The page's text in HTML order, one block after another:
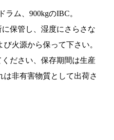
ラム、900kgのIBC。
保管し、湿度にさらさな
火源から保って下さい。
ださい、保存期間は生産
は非有害物質として出荷さ